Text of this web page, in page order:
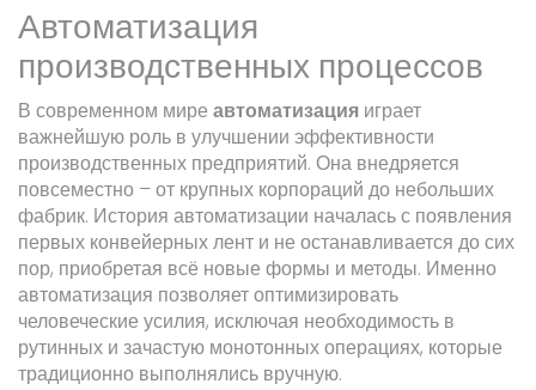
Автоматизация
производственных процессов
В современном мире автоматизация играет
важнейшую роль в улучшении эффективности
производственных предприятий. Она внедряется
повсеместно – от крупных корпораций до небольших
фабрик. История автоматизации началась с появления
первых конвейерных лент и не останавливается до сих
пор, приобретая всё новые формы и методы. Именно
автоматизация позволяет оптимизировать
человеческие усилия, исключая необходимость в
рутинных и зачастую монотонных операциях, которые
традиционно выполнялись вручную.